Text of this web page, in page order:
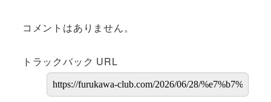
コメントはありません。
トラックバック URL